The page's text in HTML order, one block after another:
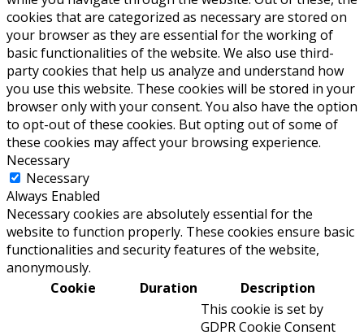
cookies that are categorized as necessary are stored on
your browser as they are essential for the working of
basic functionalities of the website. We also use third-
party cookies that help us analyze and understand how
you use this website. These cookies will be stored in your
browser only with your consent. You also have the option
to opt-out of these cookies. But opting out of some of
these cookies may affect your browsing experience.
Necessary
Necessary
Always Enabled
Necessary cookies are absolutely essential for the
website to function properly. These cookies ensure basic
functionalities and security features of the website,
anonymously.
Cookie
Duration Description
This cookie is set by
GDPR Cookie Consent